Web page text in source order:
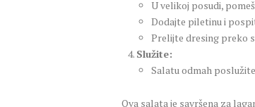
U velikoj posudi,
Dodajte piletinu i
Prelijte dresing preko
Služite:
Salatu odmah
Ova salata je savršena za